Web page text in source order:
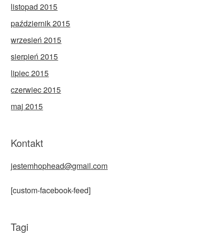
listopad 2015
październik 2015
wrzesień 2015
sierpień 2015
lipiec 2015
czerwiec 2015
maj 2015
Kontakt
jestemhophead@gmail.com
[custom-facebook-feed]
Tagi